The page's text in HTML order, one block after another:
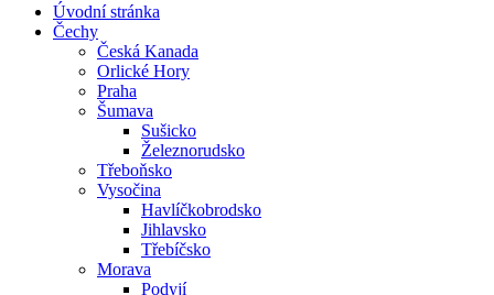
Úvodní stránka
Čechy
Česká Kanada
Orlické Hory
Praha
Šumava
Sušicko
Železnorudsko
Třeboňsko
Vysočina
Havlíčkobrodsko
Jihlavsko
Třebíčsko
Morava
Podyjí